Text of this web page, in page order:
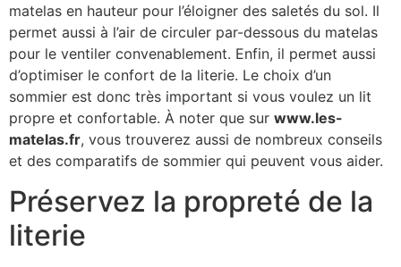
matelas en hauteur pour l’éloigner des saletés du sol. Il
permet aussi à l’air de circuler par-dessous du matelas
pour le ventiler convenablement. Enfin, il permet aussi
d’optimiser le confort de la literie. Le choix d’un
sommier est donc très important si vous voulez un lit
propre et confortable. À noter que sur www.les-
matelas.fr, vous trouverez aussi de nombreux conseils
et des comparatifs de sommier qui peuvent vous aider.
Préservez la propreté de la
literie